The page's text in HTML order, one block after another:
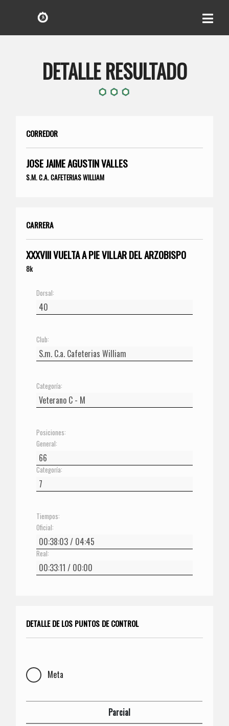
DETALLE RESULTADO
CORREDOR
JOSE JAIME AGUSTIN VALLES
S.M. C.A. CAFETERIAS WILLIAM
CARRERA
XXXVIII VUELTA A PIE VILLAR DEL ARZOBISPO
8k
Dorsal:
Club:
Categoría:
Posiciones:
General:
Categoría:
Tiempos:
Oficial:
Real:
DETALLE DE LOS PUNTOS DE CONTROL
Meta
Parcial